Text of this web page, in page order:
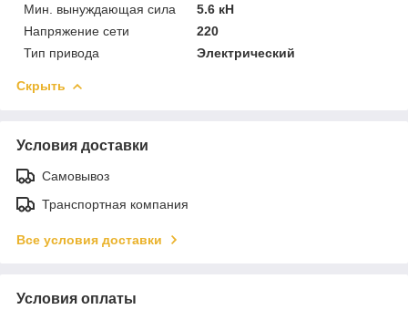
Мин. вынуждающая сила
5.6 кН
Напряжение сети
220
Тип привода
Электрический
Скрыть
Условия доставки
Самовывоз
Транспортная компания
Все условия доставки
Условия оплаты